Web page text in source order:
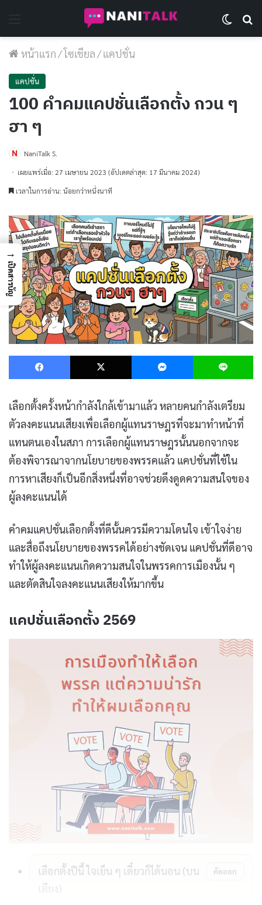
หน้าแรก/โซเชียล/แคปชั่น
แคปชั่น
100 คำคมแคปชั่นเลือกตั้ง กวน ๆ
ฮา ๆ
NaniTalk S.
เผยแพร่เมื่อ: 27 เมษายน 2023 (อัปเดตล่าสุด: 17 มีนาคม 2024)
เวลาในการอ่าน: น้อยกว่าหนึ่งนาที
Facebook X Messenger
เลือกตั้งครั้งหน้ากำลังใกล้เข้ามาแล้ว หลายคนกำลังเตรียม
ตัวลงคะแนนเสียงเพื่อเลือกผู้แทนราษฎรที่จะมาทำหน้าที่
แทนตนเองในสภา การเลือกผู้แทนราษฎรนั้นนอกจากจะ
ต้องพิจารณาจากนโยบายของพรรคแล้ว แคปชั่นที่ใช้ใน
การหาเสียงก็เป็นอีกสิ่งหนึ่งที่อาจช่วยดึงดูดความสนใจของ
ผู้ลงคะแนนได้
คำคมแคปชั่นเลือกตั้งที่ดีนั้นควรมีความโดนใจ เข้าใจง่าย
และสื่อถึงนโยบายของพรรคได้อย่างชัดเจน แคปชั่นที่ดีอาจ
ทำให้ผู้ลงคะแนนเกิดความสนใจในพรรคการเมืองนั้น ๆ
และตัดสินใจลงคะแนนเสียงให้มากขึ้น
แคปชั่นเลือกตั้ง 2569
เลือกตั้งปีนี้ ใจเย็น ๆ เดี๋ยวก็ได้นอน (บน
เตียง)
คัดลอก
→
เปิดสารบัญ